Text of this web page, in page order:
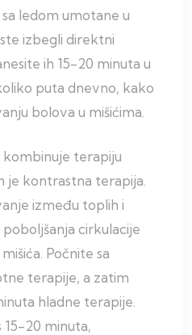
ledom umotane u
izbegli direktni
ih 15-20 minuta u
puta dnevno, kako
bolova u mišićima.
kombinuje terapiju
kontrastna terapija.
između toplih i
cirkulacije
Počnite sa
terapije, a zatim
hladne terapije.
15-20 minuta,